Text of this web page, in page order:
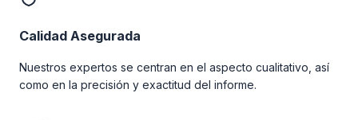
Calidad Asegurada
Nuestros expertos se centran en el aspecto cualitativo, así
como en la precisión y exactitud del informe.